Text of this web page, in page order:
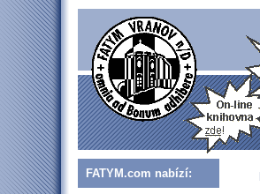
FATYM.com nabízí: